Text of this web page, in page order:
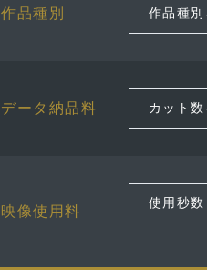
作品種別
データ納品料
映像使用料